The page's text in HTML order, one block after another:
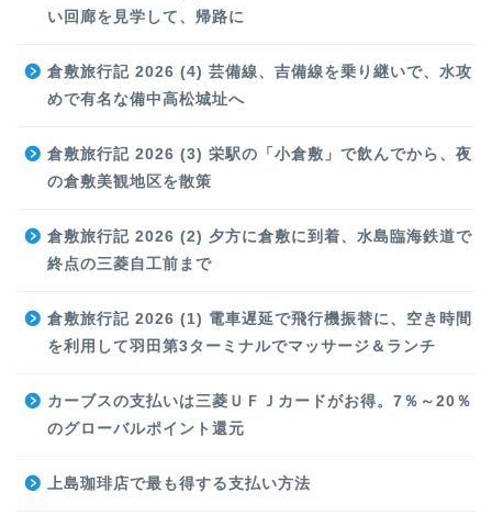
い回廊を見学して、帰路に
倉敷旅行記 2026 (4) 芸備線、吉備線を乗り継いで、水攻
めで有名な備中高松城址へ
倉敷旅行記 2026 (3) 栄駅の「小倉敷」で飲んでから、夜
の倉敷美観地区を散策
倉敷旅行記 2026 (2) 夕方に倉敷に到着、水島臨海鉄道で
終点の三菱自工前まで
倉敷旅行記 2026 (1) 電車遅延で飛行機振替に、空き時間
を利用して羽田第3ターミナルでマッサージ＆ランチ
カーブスの支払いは三菱ＵＦＪカードがお得。7％～20％
のグローバルポイント還元
上島珈琲店で最も得する支払い方法